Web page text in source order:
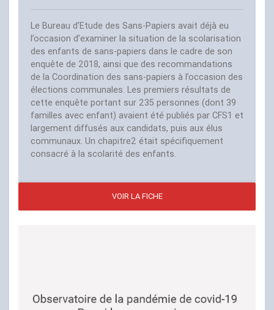
Le Bureau d’Etude des Sans-Papiers avait déjà eu
l’occasion d’examiner la situation de la scolarisation
des enfants de sans-papiers dans le cadre de son
enquête de 2018, ainsi que des recommandations
de la Coordination des sans-papiers à l’occasion des
élections communales. Les premiers résultats de
cette enquête portant sur 235 personnes (dont 39
familles avec enfant) avaient été publiés par CFS1 et
largement diffusés aux candidats, puis aux élus
communaux. Un chapitre2 était spécifiquement
consacré à la scolarité des enfants.
VOIR LA FICHE